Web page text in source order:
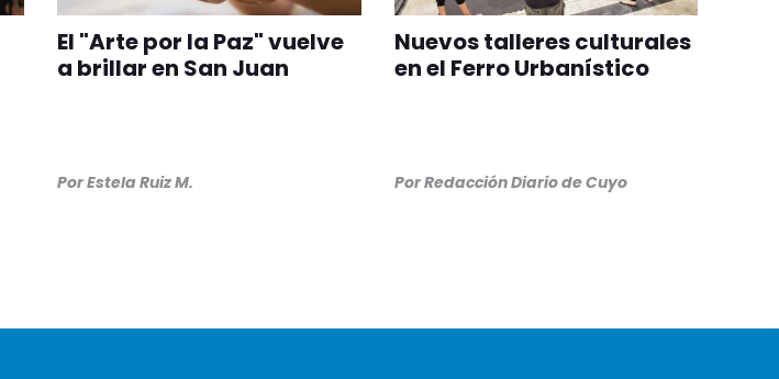
El "Arte por la Paz" vuelve
a brillar en San Juan
PorEstela Ruiz M.
Nuevos talleres culturales
en el Ferro Urbanístico
PorRedacción Diario de Cuyo